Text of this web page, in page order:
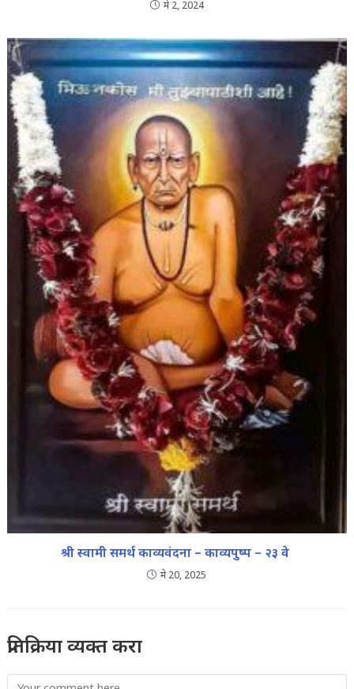
मे 2, 2024
श्री स्वामी समर्थ काव्यवंदना – काव्यपुष्प – २३ वे
मे 20, 2025
प्रतिक्रिया व्यक्त करा
Comment